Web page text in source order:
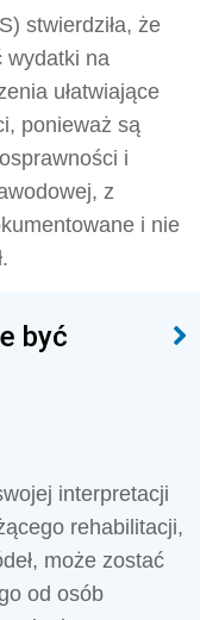
stwierdziła, że
wydatki na
ułatwiające
ponieważ są
i
z
i nie
być
interpretacji
rehabilitacji,
może zostać
od osób